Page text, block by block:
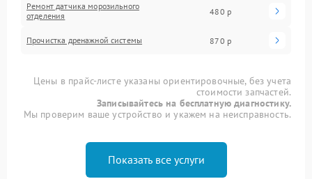
Ремонт датчика морозильного
отделения
480 р
Прочистка дренажной системы 870 р
Цены в прайс-листе указаны ориентировочные, без учета
стоимости запчастей.
Записывайтесь на бесплатную диагностику.
Мы проверим ваше устройство и укажем на неисправность.
Показать все услуги